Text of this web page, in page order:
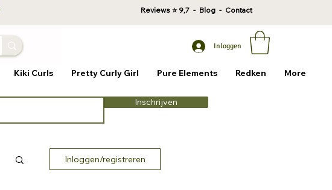
Reviews⭐ 9,7 - Blog- Contact
Inloggen
Kiki Curls Pretty Curly Girl Pure Elements Redken More
Inschrijven
Inloggen/registreren